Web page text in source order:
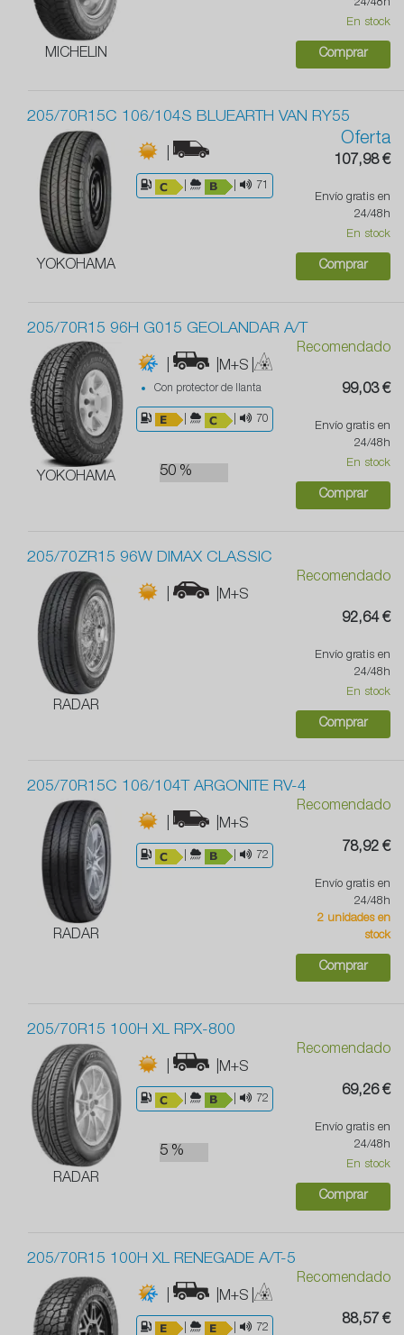
MICHELIN
24/48h
En stock
Comprar
205/70R15C 106/104S BLUEARTH VAN RY55
YOKOHAMA
|
71
Oferta
107,98 €
Envío gratis en
24/48h
En stock
Comprar
205/70R15 96H G015 GEOLANDAR A/T
YOKOHAMA
| |M+S |
Con protector de llanta
70
50 %
Recomendado
99,03 €
Envío gratis en
24/48h
En stock
Comprar
205/70ZR15 96W DIMAX CLASSIC
RADAR
| |M+S
Recomendado
92,64 €
Envío gratis en
24/48h
En stock
Comprar
205/70R15C 106/104T ARGONITE RV-4
RADAR
| |M+S
72
Recomendado
78,92 €
Envío gratis en
24/48h
2 unidades en
stock
Comprar
205/70R15 100H XL RPX-800
RADAR
| |M+S
72
5 %
Recomendado
69,26 €
Envío gratis en
24/48h
En stock
Comprar
205/70R15 100H XL RENEGADE A/T-5
| |M+S |
72
Recomendado
88,57 €